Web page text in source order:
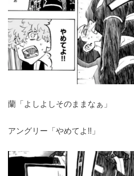
蘭「よしよしそのままなぁ」
アングリー「やめてよ!!」